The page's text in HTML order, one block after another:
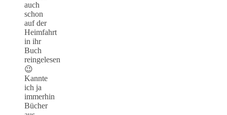
auch
schon
auf der
Heimfahrt
in ihr
Buch
reingelesen
😉
Kannte
ich ja
immerhin
Bücher